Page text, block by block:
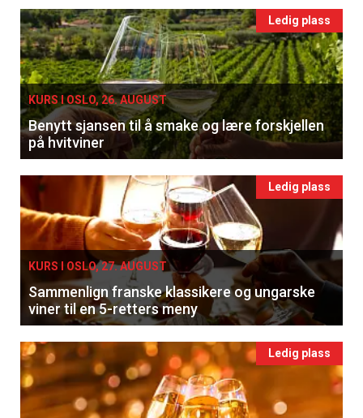
Ledig plass
KURS I OSLO, 26. AUGUST
Benytt sjansen til å smake og lære forskjellen
på hvitviner
Ledig plass
KURS I OSLO, 27. AUGUST
Sammenlign franske klassikere og ungarske
viner til en 5-retters meny
Ledig plass